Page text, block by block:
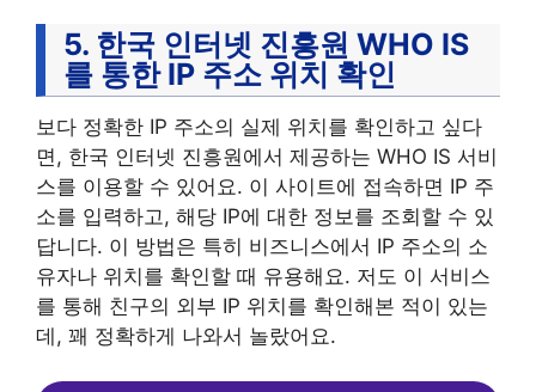
5. 한국 인터넷 진흥원 WHO IS
를 통한 IP 주소 위치 확인
보다 정확한 IP 주소의 실제 위치를 확인하고 싶다
면, 한국 인터넷 진흥원에서 제공하는 WHO IS 서비
스를 이용할 수 있어요. 이 사이트에 접속하면 IP 주
소를 입력하고, 해당 IP에 대한 정보를 조회할 수 있
답니다. 이 방법은 특히 비즈니스에서 IP 주소의 소
유자나 위치를 확인할 때 유용해요. 저도 이 서비스
를 통해 친구의 외부 IP 위치를 확인해본 적이 있는
데, 꽤 정확하게 나와서 놀랐어요.